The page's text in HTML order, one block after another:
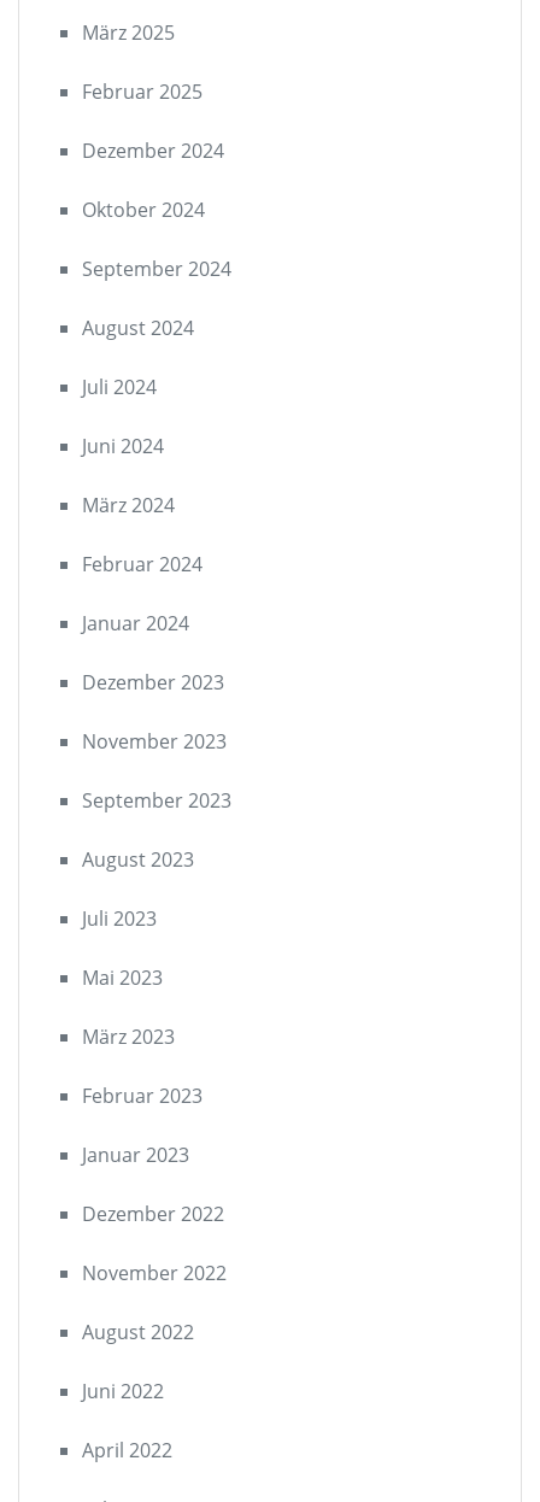
März 2025
Februar 2025
Dezember 2024
Oktober 2024
September 2024
August 2024
Juli 2024
Juni 2024
März 2024
Februar 2024
Januar 2024
Dezember 2023
November 2023
September 2023
August 2023
Juli 2023
Mai 2023
März 2023
Februar 2023
Januar 2023
Dezember 2022
November 2022
August 2022
Juni 2022
April 2022